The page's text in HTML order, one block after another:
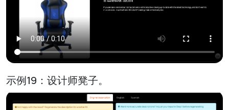
示例19：设计师凳子。